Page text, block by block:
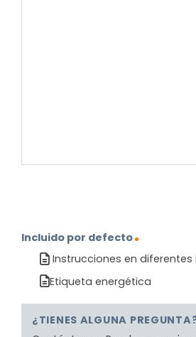
Incluido por defecto
Instrucciones en diferentes
Etiqueta energética
¿TIENES ALGUNA